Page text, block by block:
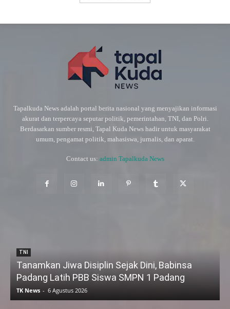
Tapalkuda News adalah portal berita nasional yang menyajikan informasi
akurat dan terpercaya seputar politik, pemerintahan, TNI, dan Polri.
Berdasarkan sumber resmi, Tapal Kuda News hadir untuk masyarakat
umum, pengamat politik, mahasiswa, jurnalis, dan aparat.
Contact us: admin Tapalkuda News
TNI
Tanamkan Jiwa Disiplin Sejak Dini, Babinsa
Padang Latih PBB Siswa SMPN 1 Padang
TK News - 6 Agustus 2026